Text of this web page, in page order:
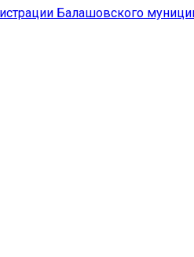
Балашовского